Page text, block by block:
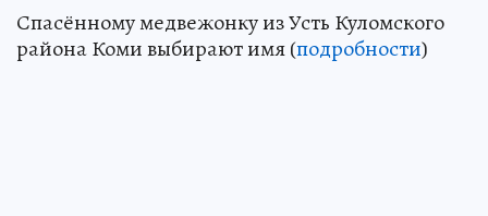
Спасённому медвежонку из Усть Куломского
района Коми выбирают имя (подробности)